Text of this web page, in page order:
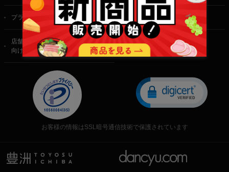
プライバシーポリシー 特定商取引法に基づく表記
店舗・法人・生産者様
向けのお問い合わせ
お客様の情報はSSL暗号通信技術で保護されています